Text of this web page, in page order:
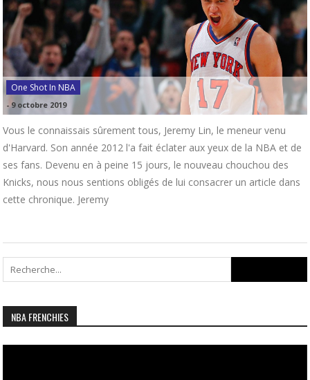
One Shot In NBA
- 9 octobre 2019
Vous le connaissais sûrement tous, Jeremy Lin, le meneur venu
d'Harvard. Son année 2012 l'a fait éclater aux yeux de la NBA et de
ses fans. Devenu en à peine 15 jours, le nouveau chouchou des
Knicks, nous nous sentions obligés de lui consacrer un article dans
cette chronique. Jeremy
for:
NBA FRENCHIES